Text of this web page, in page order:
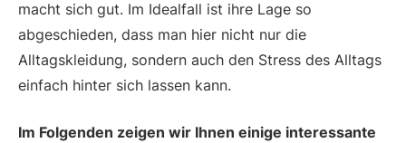
macht sich gut. Im Idealfall ist ihre Lage so
abgeschieden, dass man hier nicht nur die
Alltagskleidung, sondern auch den Stress des Alltags
einfach hinter sich lassen kann.
Im Folgenden zeigen wir Ihnen einige interessante